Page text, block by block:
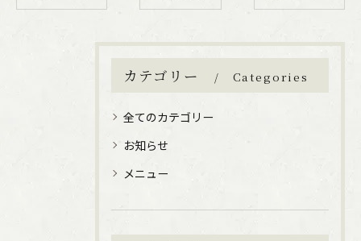
カテゴリー Categories
全てのカテゴリー
お知らせ
メニュー